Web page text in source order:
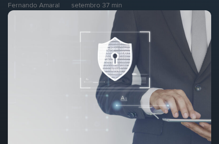
Fernando Amaral setembro 37 min